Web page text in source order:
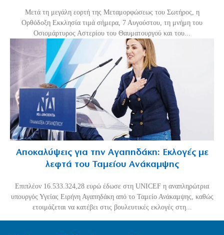
Μετά τη μεγάλη εορτή της Μεταμορφώσεως του Σωτήρος, η
Ορθόδοξη Εκκλησία τιμά σήμερα, 7 Αυγούστου, τη μνήμη του
Οσιομάρτυρος Αστερίου του Θαυματουργού και του...
Αποκαλύψεις για την Αγαπηδάκη: Εκλογές με
λεφτά του Ταμείου Ανάκαμψης
Επιπλέον 16.533.324,28 ευρώ έδωσε στη UNICEF η αναπληρώτρια
υπουργός Υγείας Ειρήνη Αγαπηδάκη από το Ταμείο Ανάκαμψης, καθώς
ετοιμάζεται να κατέβει στις βουλευτικές εκλογές στη...